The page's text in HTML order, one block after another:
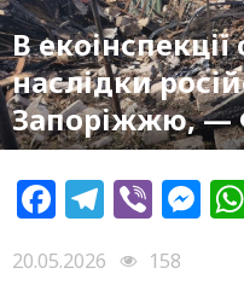
В
наслідки
Запоріжжю,
Facebook
20.05.2026
158